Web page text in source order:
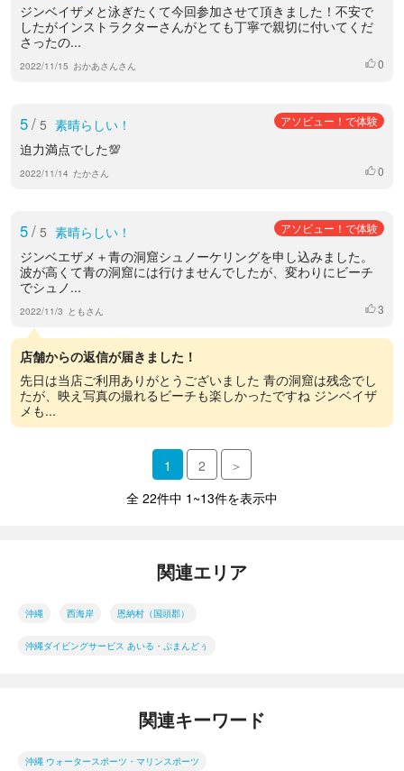
ジンベイザメと泳ぎたくて今回参加させて頂きました！不安で
したがインストラクターさんがとても丁寧で親切に付いてくだ
さったの...
2022/11/15 おかあさんさん いいね
0
5/ 5 素晴らしい！ アソビュー！で体験
迫力満点でした💯
2022/11/14 たかさん いいね
0
5/ 5 素晴らしい！ アソビュー！で体験
ジンベエザメ＋青の洞窟シュノーケリングを申し込みました。
波が高くて青の洞窟には行けませんでしたが、変わりにビーチ
でシュノ...
2022/11/3 ともさん いいね
3
店舗からの返信が届きました！
先日は当店ご利用ありがとうございました 青の洞窟は残念でし
たが、映え写真の撮れるビーチも楽しかったですね ジンベイザ
メも...
1 2
＞
全 22件中 1~13件を表示中
関連エリア
沖縄 西海岸 恩納村（国頭郡）
沖縄ダイビングサービス あいる・ぷまんどぅ
関連キーワード
沖縄 ウォータースポーツ・マリンスポーツ